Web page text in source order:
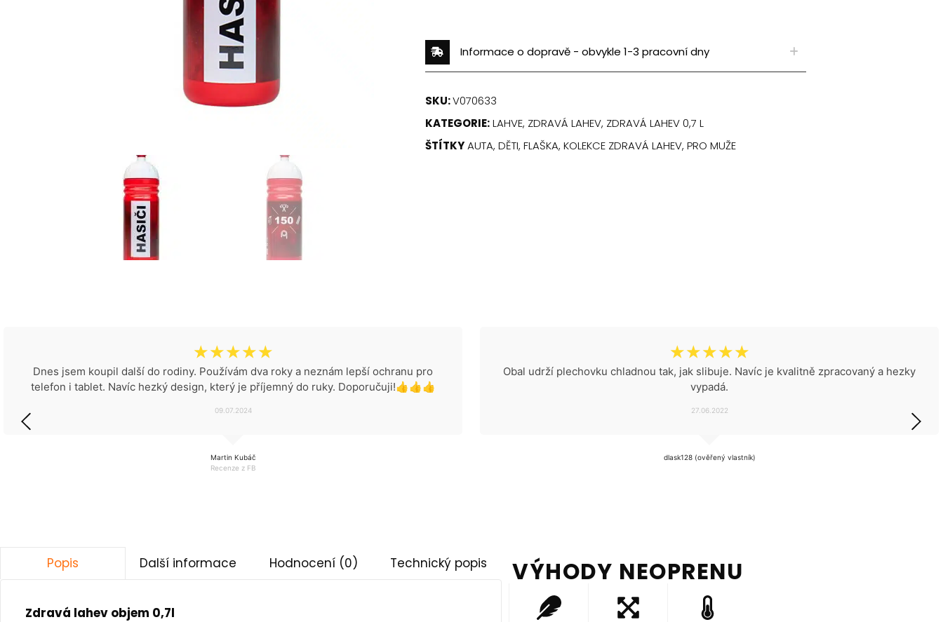
Informace o dopravě - obvykle 1-3 pracovní dny
SKU:V070633
KATEGORIE:LAHVE, ZDRAVÁ LAHEV, ZDRAVÁ LAHEV 0,7 L
ŠTÍTKYAUTA, DĚTI, FLAŠKA, KOLEKCE ZDRAVÁ LAHEV, PRO MUŽE
Martin Kubáč
Recenze z FB
☆☆☆☆☆
Dnes jsem koupil další do rodiny. Používám dva roky a neznám lepší ochranu pro
telefon i tablet. Navíc hezký design, který je příjemný do ruky. Doporučuji!👍👍👍
09.07.2024
dlask128 (ověřený vlastník)
☆☆☆☆☆
Obal udrží plechovku chladnou tak, jak slibuje. Navíc je kvalitně zpracovaný a hezky
vypadá.
27.06.2022
Popis Další informace Hodnocení (0) Technický popis
Zdravá lahev objem 0,7l
VÝHODY NEOPRENU